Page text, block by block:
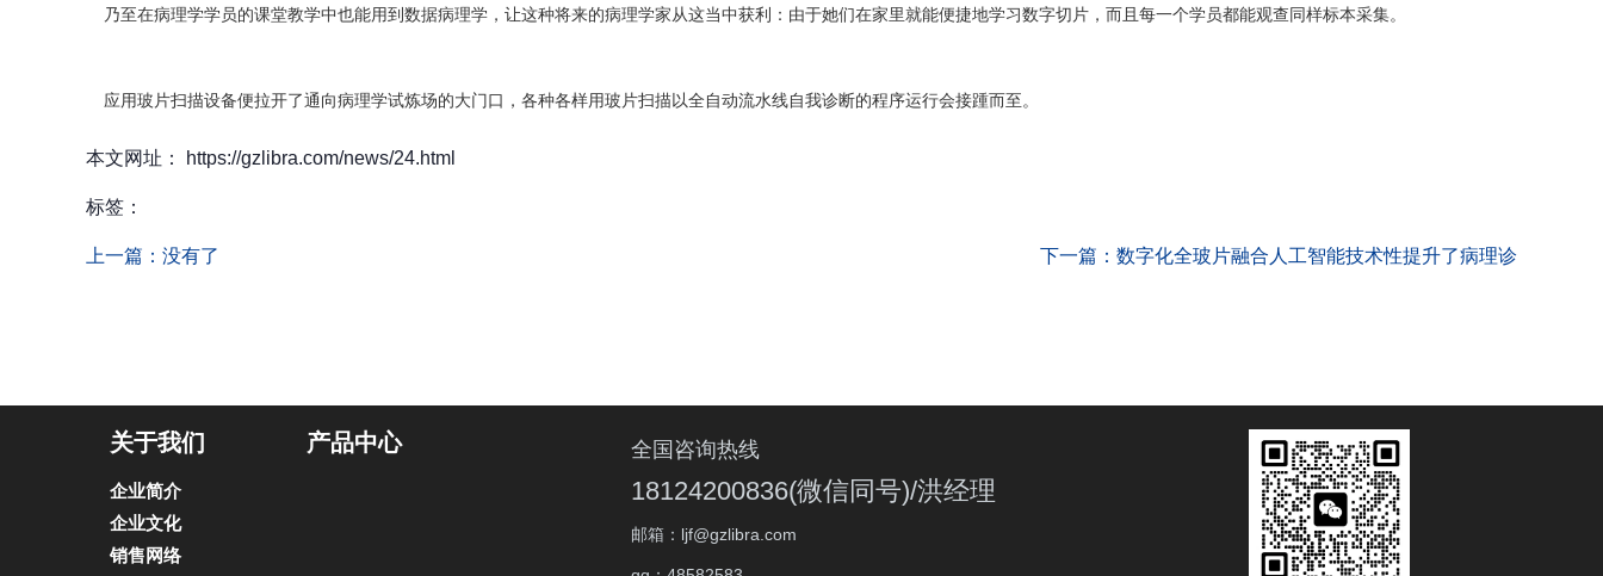
乃至在病理学学员的课堂教学中也能用到数据病理学，让这种将来的病理学家从这当中获利：由于她们在家里就能便捷地学习数字切片，而且每一个学员都能观查同样标本采集。
应用玻片扫描设备便拉开了通向病理学试炼场的大门口，各种各样用玻片扫描以全自动流水线自我诊断的程序运行会接踵而至。
本文网址： https://gzlibra.com/news/24.html
标签：
上一篇： 没有了 下一篇： 数字化全玻片融合人工智能技术性提升了病理诊
关于我们
企业简介
企业文化
销售网络
产品中心 全国咨询热线
18124200836(微信同号)/洪经理
邮箱：ljf@gzlibra.com